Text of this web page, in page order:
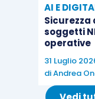
aggiunge una
limiti e
del D.P.R. 445/
delle
AI E
Sicurezza
soggetti
operative
31 Luglio
diAndrea